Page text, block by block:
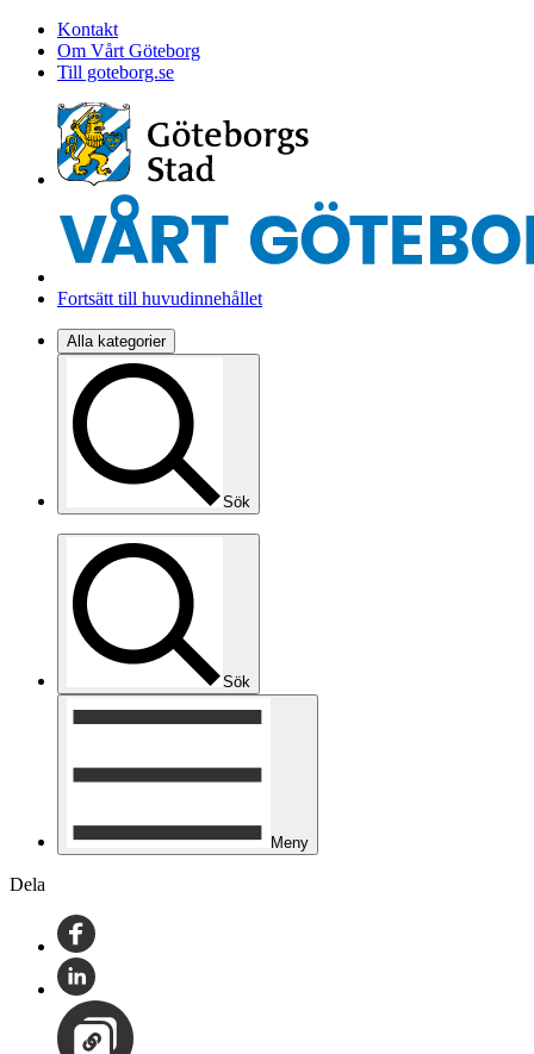
Kontakt
Om Vårt Göteborg
Till goteborg.se
Fortsätt till huvudinnehållet
Alla kategorier
Sök
Sök
Meny
Dela